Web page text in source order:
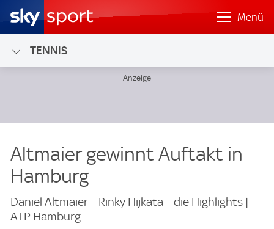
Menü
TENNIS
Altmaier gewinnt Auftakt in
Hamburg
Daniel Altmaier – Rinky Hijkata – die Highlights |
ATP Hamburg